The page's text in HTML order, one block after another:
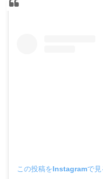
この投稿をInstagramで見